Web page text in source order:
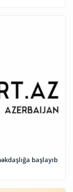
başlayıb